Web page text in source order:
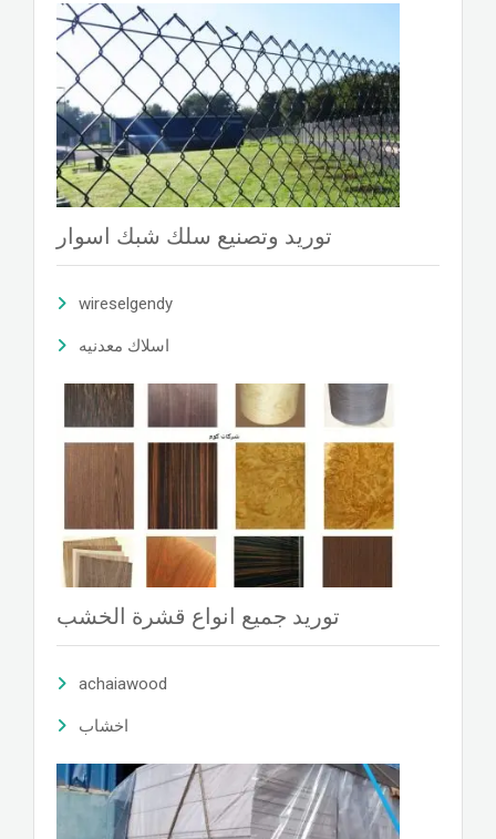
توريد وتصنيع سلك شبك اسوار
wireselgendy
اسلاك معدنيه
توريد جميع انواع قشرة الخشب
achaiawood
اخشاب